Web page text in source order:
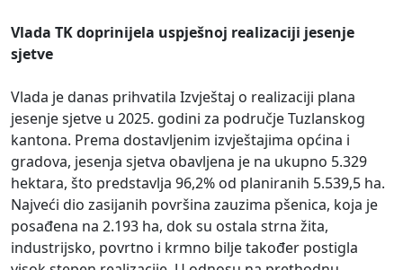
Vlada TK doprinijela uspješnoj realizaciji jesenje
sjetve
Vlada je danas prihvatila Izvještaj o realizaciji plana
jesenje sjetve u 2025. godini za područje Tuzlanskog
kantona. Prema dostavljenim izvještajima općina i
gradova, jesenja sjetva obavljena je na ukupno 5.329
hektara, što predstavlja 96,2% od planiranih 5.539,5 ha.
Najveći dio zasijanih površina zauzima pšenica, koja je
posađena na 2.193 ha, dok su ostala strna žita,
industrijsko, povrtno i krmno bilje također postigla